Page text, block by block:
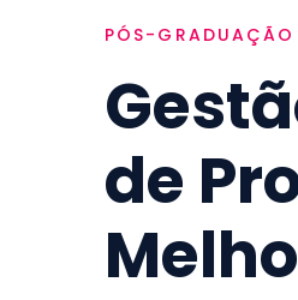
PÓS-
de